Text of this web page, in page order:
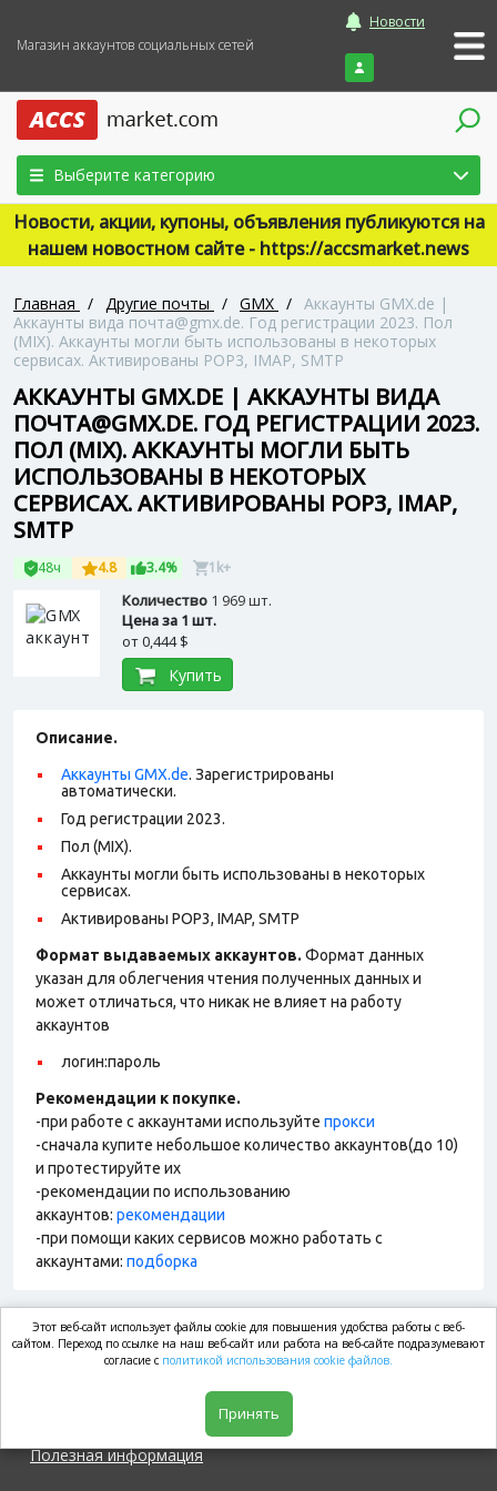
Магазин аккаунтов социальных сетей
Новости
Войти
Выберите категорию
Новости, акции, купоны, объявления публикуются на
нашем новостном сайте - https://accsmarket.news
Главная / Другие почты / GMX / Аккаунты GMX.de |
Аккаунты вида почта@gmx.de. Год регистрации 2023. Пол
(MIX). Аккаунты могли быть использованы в некоторых
сервисах. Активированы POP3, IMAP, SMTP
АККАУНТЫ GMX.DE | АККАУНТЫ ВИДА
ПОЧТА@GMX.DE. ГОД РЕГИСТРАЦИИ 2023.
ПОЛ (MIX). АККАУНТЫ МОГЛИ БЫТЬ
ИСПОЛЬЗОВАНЫ В НЕКОТОРЫХ
СЕРВИСАХ. АКТИВИРОВАНЫ POP3, IMAP,
SMTP
48ч 4.8 3.4% 1k+
Количество 1 969 шт.
Цена за 1 шт.
от0,444 $
Купить
Описание.
Аккаунты GMX.de. Зарегистрированы
автоматически.
Год регистрации 2023.
Пол (MIX).
Аккаунты могли быть использованы в некоторых
сервисах.
Активированы POP3, IMAP, SMTP
Формат выдаваемых аккаунтов. Формат данных
указан для облегчения чтения полученных данных и
может отличаться, что никак не влияет на работу
аккаунтов
логин:пароль
Рекомендации к покупке.
-при работе с аккаунтами используйте прокси
-сначала купите небольшое количество аккаунтов(до 10)
и протестируйте их
-рекомендации по использованию
аккаунтов: рекомендации
-при помощи каких сервисов можно работать с
аккаунтами: подборка
market.com
Полезная информация
Этот веб-сайт использует файлы cookie для повышения удобства работы с веб-
сайтом. Переход по ссылке на наш веб-сайт или работа на веб-сайте подразумевают
согласие с политикой использования cookie файлов.
Принять